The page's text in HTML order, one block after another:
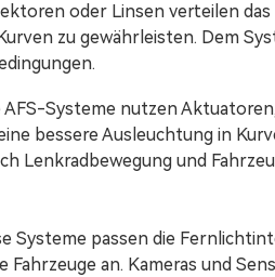
oder Linsen verteilen
zu gewährleisten. Dem
Systeme nutzen
bessere Ausleuchtung in
Lenkradbewegung und
Systeme passen die
an. Kameras und